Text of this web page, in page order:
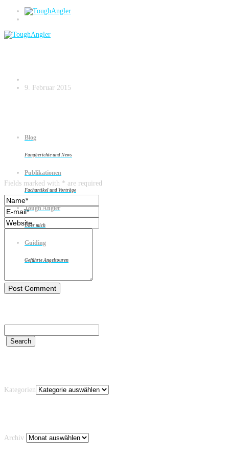
Blog
Fangberichte und News
Publikationen
Fachartikel und Vorträge
Tough Angler
Über mich
Guiding
Geführte Angeltouren
Mit Strategie und Planung auf zu neuen
9. Februar 2015
Fields marked with * are required
Kategorien
Archiv